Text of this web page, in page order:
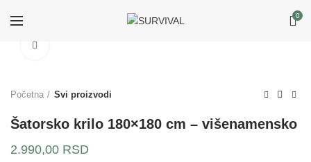
0
Početna Svi proizvodi
Šatorsko krilo 180×180 cm – višenamensko
2.990,00 RSD